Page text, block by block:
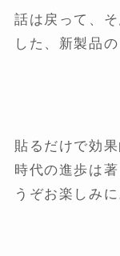
話は戻って、
した、新製品の
貼るだけで効
時代の進歩は
うぞお楽しみに